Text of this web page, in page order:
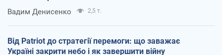
Вадим Денисенко 2,5 т.
Від Patriot до стратегії перемоги: що заважає
Україні закрити небо і як завершити війну